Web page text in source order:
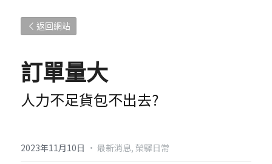
返回網站
訂單量大
人力不足貨包不出去?
2023年11月10日 · 最新消息, 榮驛日常